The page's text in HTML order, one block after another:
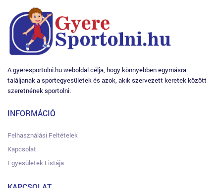
A gyeresportolni.hu weboldal célja, hogy könnyebben egymásra
találjanak a sportegyesületek és azok, akik szervezett keretek között
szeretnének sportolni.
INFORMÁCIÓ
Felhasználási Feltételek
Kapcsolat
Egyesületek Listája